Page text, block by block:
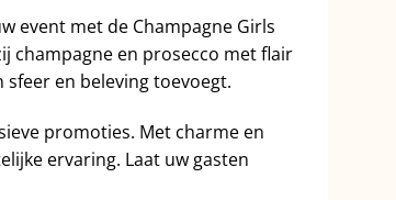
event met de Champagne Girls
champagne en prosecco met flair
sfeer en beleving toevoegt.
promoties. Met charme en
ervaring. Laat uw gasten